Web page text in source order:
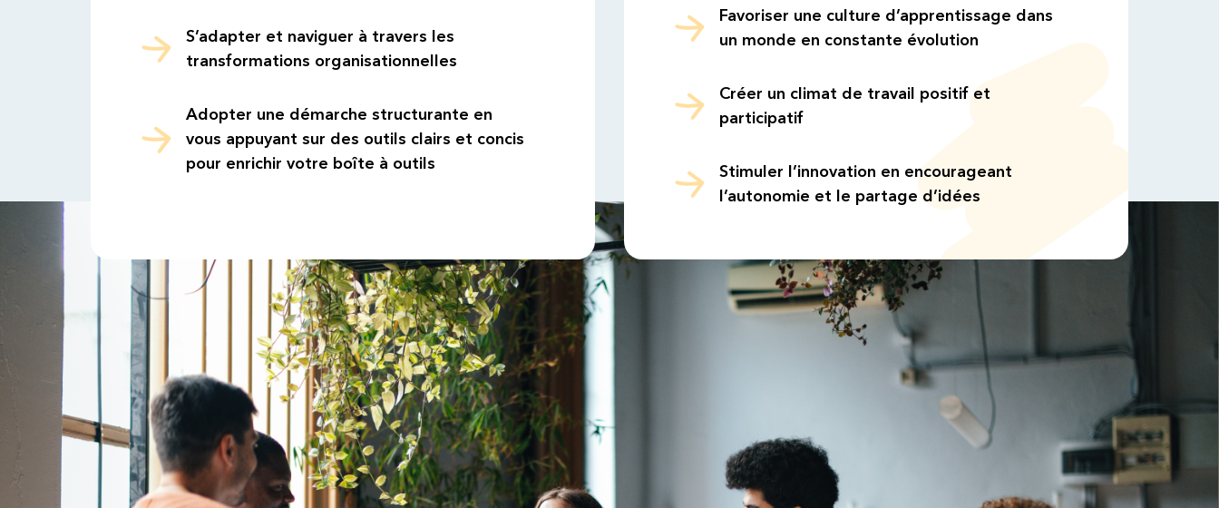
S’adapter et naviguer à travers les
transformations organisationnelles
Adopter une démarche structurante en
vous appuyant sur des outils clairs et concis
pour enrichir votre boîte à outils
Favoriser une culture d’apprentissage dans
un monde en constante évolution
Créer un climat de travail positif et
participatif
Stimuler l’innovation en encourageant
l’autonomie et le partage d’idées